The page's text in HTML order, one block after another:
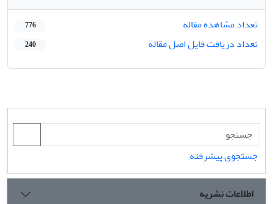
تعداد مشاهده مقاله
776
تعداد دریافت فایل اصل مقاله 240
جستجوی پیشرفته
اطلاعات نشریه